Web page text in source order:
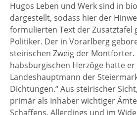
Hugos Leben und Werk sind in
dargestellt, sodass hier der
formulierten Text der Zusatztafel
Politiker. Der in Vorarlberg
steirischen Zweig der
habsburgischen Herzöge hatte
Landeshauptmann der
Dichtungen.“ Aus steirischer
primär als Inhaber wichtiger
Schaffens. Allerdings und im